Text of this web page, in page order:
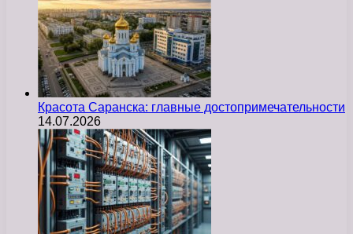
Красота Саранска: главные достопримечательности
14.07.2026